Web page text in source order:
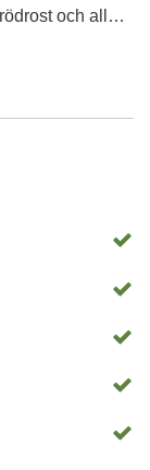
och alla
för vandring.